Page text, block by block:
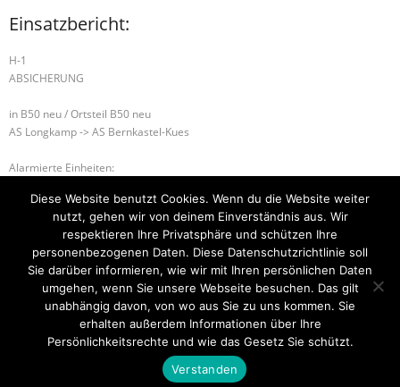
Einsatzbericht:
H-1
ABSICHERUNG
in B50 neu / Ortsteil B50 neu
AS Longkamp -> AS Bernkastel-Kues
Alarmierte Einheiten:
FF-Longkamp-Gruppe
B-2 RAUCHWARNMELDER S-1 SONDERLAGE
Startseite Einsätze Mitglied werden Über uns
Kontakt
Think Up Themes Ltd. Powered by
Diese Website benutzt Cookies. Wenn du die Website weiter
nutzt, gehen wir von deinem Einverständnis aus. Wir
respektieren Ihre Privatsphäre und schützen Ihre
personenbezogenen Daten. Diese Datenschutzrichtlinie soll
Sie darüber informieren, wie wir mit Ihren persönlichen Daten
umgehen, wenn Sie unsere Webseite besuchen. Das gilt
unabhängig davon, von wo aus Sie zu uns kommen. Sie
erhalten außerdem Informationen über Ihre
Persönlichkeitsrechte und wie das Gesetz Sie schützt.
Verstanden